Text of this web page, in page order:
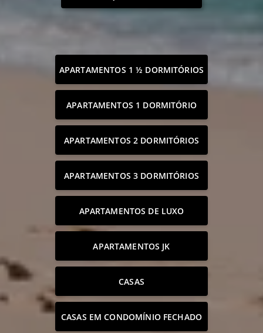
APARTAMENTOS 1 ½ DORMITÓRIOS
APARTAMENTOS 1 DORMITÓRIO
APARTAMENTOS 2 DORMITÓRIOS
APARTAMENTOS 3 DORMITÓRIOS
APARTAMENTOS DE LUXO
APARTAMENTOS JK
CASAS
CASAS EM CONDOMÍNIO FECHADO